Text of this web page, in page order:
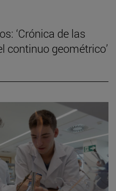
‘Crónica de las
continuo geométrico’